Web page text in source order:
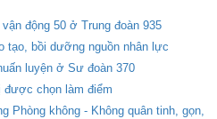
động 50 ở Trung đoàn 935
tạo, bồi dưỡng nguồn nhân lực
luyện ở Sư đoàn 370
chọn làm điểm
Phòng không - Không quân tinh, gọn,